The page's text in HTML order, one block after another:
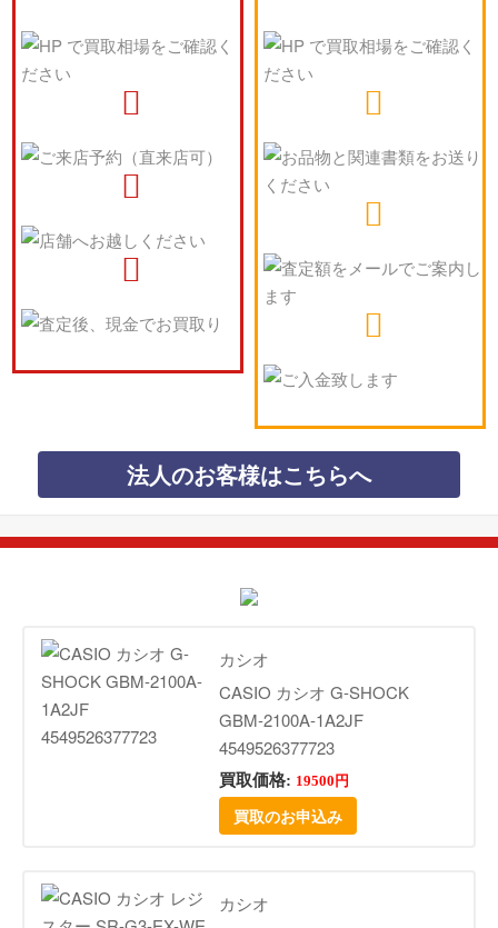
法人のお客様はこちらへ
カシオ
CASIO カシオ G-SHOCK
GBM-2100A-1A2JF
4549526377723
買取価格: 19500円
買取のお申込み
カシオ